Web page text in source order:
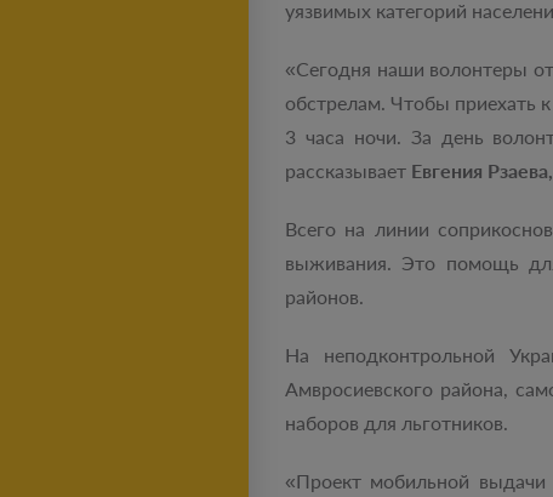
уязвимых категорий
«Сегодня наши волонтеры
обстрелам. Чтобы приехать
3 часа ночи. За день
рассказывает Евгения
Всего на линии
выживания. Это помощь
районов.
На неподконтрольной
Амвросиевского района,
наборов для льготников.
«Проект мобильной